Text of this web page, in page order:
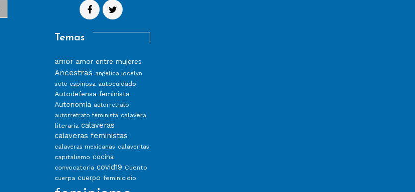
Temas
amor amor entre mujeres
Ancestras angélica jocelyn
soto espinosa autocuidado
Autodefensa feminista
Autonomía autorretrato
autorretrato feminista calavera
literaria calaveras
calaveras feministas
calaveras mexicanas calaveritas
capitalismo cocina
convocatoria covid19 Cuento
cuerpa cuerpo feminicidio